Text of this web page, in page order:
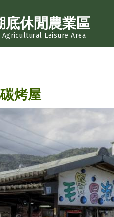
底休閒農業區
Agricultural Leisure Area
烤屋